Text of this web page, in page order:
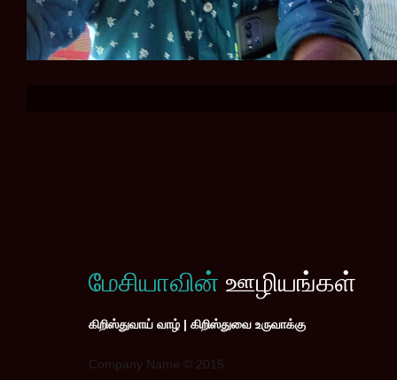
மேசியாவின் ஊழியங்கள்
கிறிஸ்துவாய் வாழ் | கிறிஸ்துவை உருவாக்கு
Company Name © 2015